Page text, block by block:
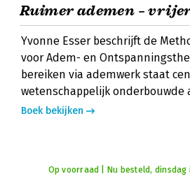
Ruimer ademen –
Yvonne Esser beschrijft de
voor Adem- en
bereiken via ademwerk staat
wetenschappelijk onderbouwde
Boek bekijken
Op voorraad | Nu besteld,